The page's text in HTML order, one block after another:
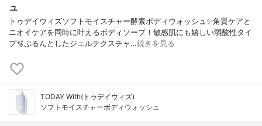
ュ
トゥデイウィズソフトモイスチャー酵素ボディウォッシュ✨角質ケアと
ニオイケアを同時に叶えるボディソープ！敏感肌にも嬉しい弱酸性タイ
プ🫧ぷるんとしたジェルテクスチャ…続きを見る
TODAY With(トゥデイウィズ)
ソフトモイスチャーボディウォッシュ